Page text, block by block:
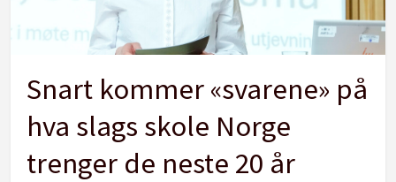
Snart kommer «svarene» på
hva slags skole Norge
trenger de neste 20 år